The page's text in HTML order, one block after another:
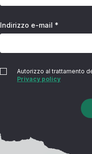
Indirizzo e-mail *
Autorizzo al trattamento
Privacy policy